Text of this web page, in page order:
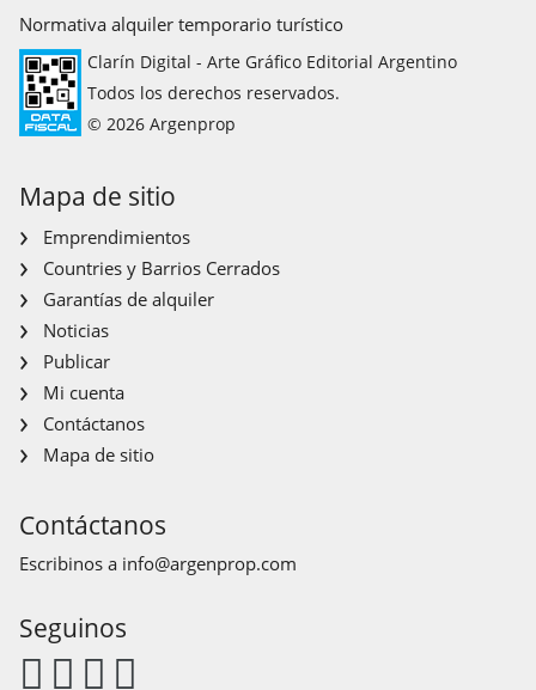
Normativa alquiler temporario turístico
Clarín Digital - Arte Gráfico Editorial Argentino
Todos los derechos reservados.
© 2026 Argenprop
Mapa de sitio
Emprendimientos
Countries y Barrios Cerrados
Garantías de alquiler
Noticias
Publicar
Mi cuenta
Contáctanos
Mapa de sitio
Contáctanos
Escribinos a info@argenprop.com
Seguinos